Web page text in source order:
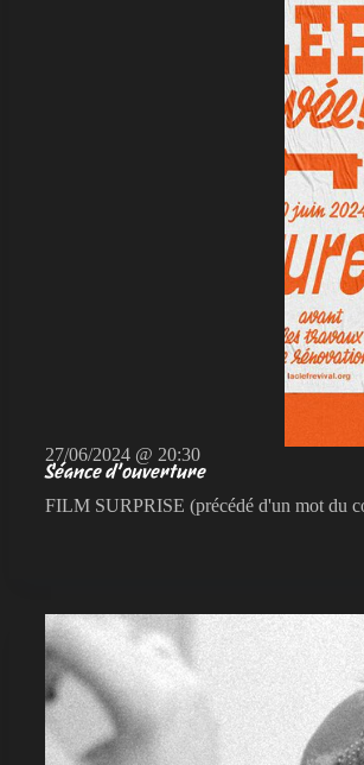
27/06/2024 @ 20:30
Séance d’ouverture
FILM SURPRISE (précédé d'un mot du